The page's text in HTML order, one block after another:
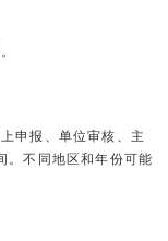
申报、单位审核、主
。不同地区和年份可能